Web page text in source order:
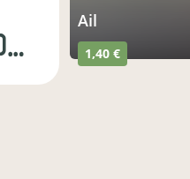
La Ferme du Rouge-gorge
ail
1,40 €